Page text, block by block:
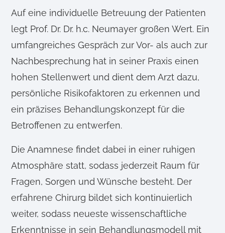
Auf eine individuelle Betreuung der Patienten
legt Prof. Dr. Dr. h.c. Neumayer großen Wert. Ein
umfangreiches Gespräch zur Vor- als auch zur
Nachbesprechung hat in seiner Praxis einen
hohen Stellenwert und dient dem Arzt dazu,
persönliche Risikofaktoren zu erkennen und
ein präzises Behandlungskonzept für die
Betroffenen zu entwerfen.
Die Anamnese findet dabei in einer ruhigen
Atmosphäre statt, sodass jederzeit Raum für
Fragen, Sorgen und Wünsche besteht. Der
erfahrene Chirurg bildet sich kontinuierlich
weiter, sodass neueste wissenschaftliche
Erkenntnisse in sein Behandlungsmodell mit